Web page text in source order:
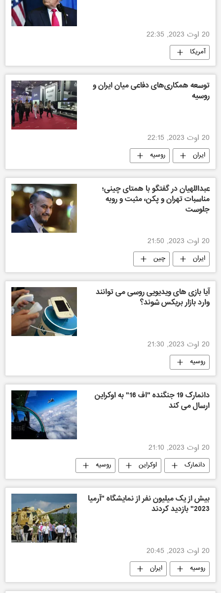
20 اوت 2023, 22:35
آمریکا
توسعه همکاری‌های دفاعی میان ایران و
روسیه
20 اوت 2023, 22:15
ایران روسیه
عبداللهیان در گفتگو با همتای چینی؛
مناسبات تهران و پکن، مثبت و روبه
جلوست
20 اوت 2023, 21:50
ایران چین
آیا بازی های ویدیویی روسی می توانند
وارد بازار بریکس شوند؟
20 اوت 2023, 21:30
روسیه
دانمارک 19 جنگنده "اف 16" به اوکراین
ارسال می کند
20 اوت 2023, 21:10
دانمارک اوکراین روسیه
بیش از یک میلیون نفر از نمایشگاه "آرمیا
2023" بازدید کردند
20 اوت 2023, 20:45
روسیه ایران